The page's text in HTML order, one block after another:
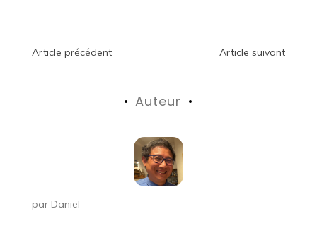
Navigation
Article précédent Article suivant
Auteur
par Daniel